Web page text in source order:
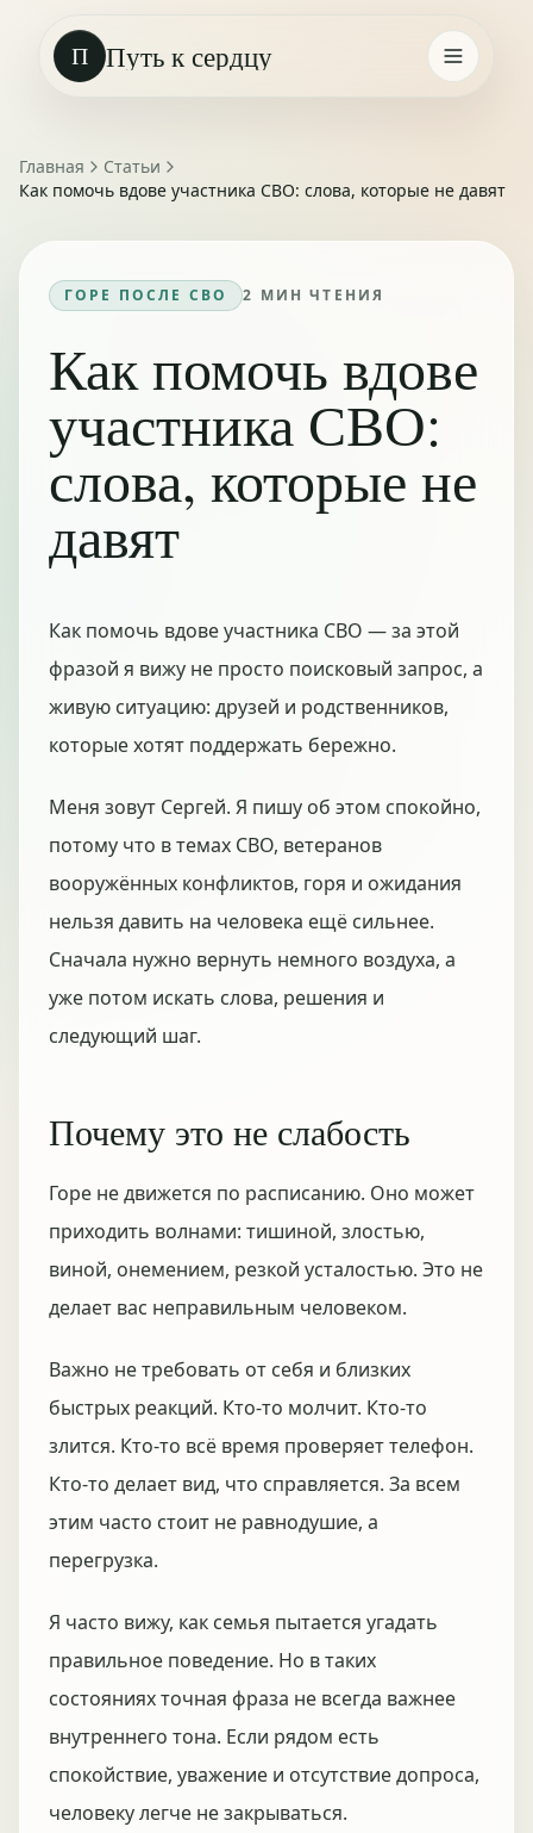
П Путь к сердцу
Главная
Статьи
Как помочь вдове участника СВО: слова, которые не давят
ГОРЕ ПОСЛЕ СВО 2 МИН ЧТЕНИЯ
Как помочь вдове
участника СВО:
слова, которые не
давят
Как помочь вдове участника СВО — за этой
фразой я вижу не просто поисковый запрос, а
живую ситуацию: друзей и родственников,
которые хотят поддержать бережно.
Меня зовут Сергей. Я пишу об этом спокойно,
потому что в темах СВО, ветеранов
вооружённых конфликтов, горя и ожидания
нельзя давить на человека ещё сильнее.
Сначала нужно вернуть немного воздуха, а
уже потом искать слова, решения и
следующий шаг.
Почему это не слабость
Горе не движется по расписанию. Оно может
приходить волнами: тишиной, злостью,
виной, онемением, резкой усталостью. Это не
делает вас неправильным человеком.
Важно не требовать от себя и близких
быстрых реакций. Кто-то молчит. Кто-то
злится. Кто-то всё время проверяет телефон.
Кто-то делает вид, что справляется. За всем
этим часто стоит не равнодушие, а
перегрузка.
Я часто вижу, как семья пытается угадать
правильное поведение. Но в таких
состояниях точная фраза не всегда важнее
внутреннего тона. Если рядом есть
спокойствие, уважение и отсутствие допроса,
человеку легче не закрываться.